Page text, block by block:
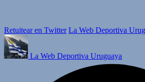
Retuitear en Twitter La Web Deportiva
La Web Deportiva Uruguaya